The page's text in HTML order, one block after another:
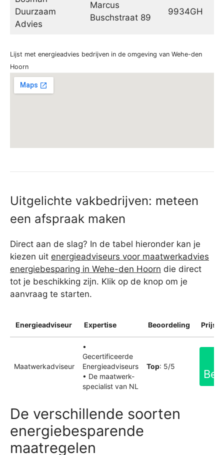
Duurzaam
Advies
Marcus
Buschstraat 89
9934GH
Lijst met energieadvies bedrijven in de omgeving van Wehe-den
Hoorn
Uitgelichte vakbedrijven: meteen
een afspraak maken
Direct aan de slag? In de tabel hieronder kan je
kiezen uit energieadviseurs voor maatwerkadvies
energiebesparing in Wehe-den Hoorn die direct
tot je beschikking zijn. Klik op de knop om je
aanvraag te starten.
Energieadviseur Expertise Beoordeling
Maatwerkadviseur
•
Gecertificeerde
Energieadviseurs
• De maatwerk-
specialist van NL
Top: 5/5
De verschillende soorten
energiebesparende
maatregelen